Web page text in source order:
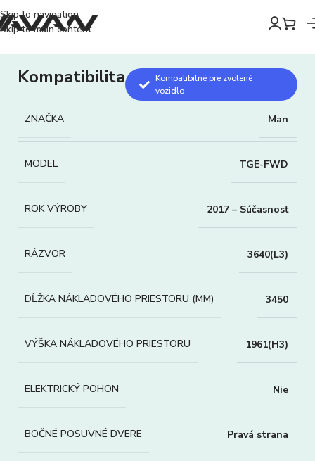
Skip to navigation
Skip to main content
Kompatibilita
Kompatibilné pre zvolené
vozidlo
ZNAČKA Man
MODEL TGE-FWD
ROK VÝROBY 2017 – Súčasnosť
RÁZVOR 3640(L3)
DĹŽKA NÁKLADOVÉHO PRIESTORU (MM) 3450
VÝŠKA NÁKLADOVÉHO PRIESTORU 1961(H3)
ELEKTRICKÝ POHON Nie
BOČNÉ POSUVNÉ DVERE Pravá strana